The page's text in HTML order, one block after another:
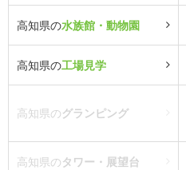
高知県の水族館・動物園
高知県の工場見学
高知県のグランピング
高知県のタワー・展望台